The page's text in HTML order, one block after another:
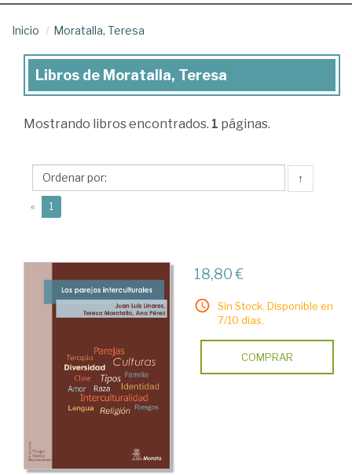
Inicio Moratalla, Teresa
Libros
Moratalla,
Libros de Moratalla, Teresa
Mostrando libros encontrados. 1 páginas.
↑
« 1
18,80 €
Sin Stock. Disponible en
7/10 días.
COMPRAR